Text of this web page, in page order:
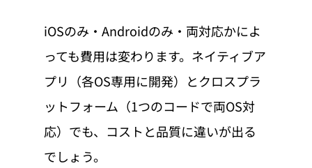
iOSのみ・Androidのみ・両対応かによ
っても費用は変わります。ネイティブア
プリ（各OS専用に開発）とクロスプラ
ットフォーム（1つのコードで両OS対
応）でも、コストと品質に違いが出る
でしょう。